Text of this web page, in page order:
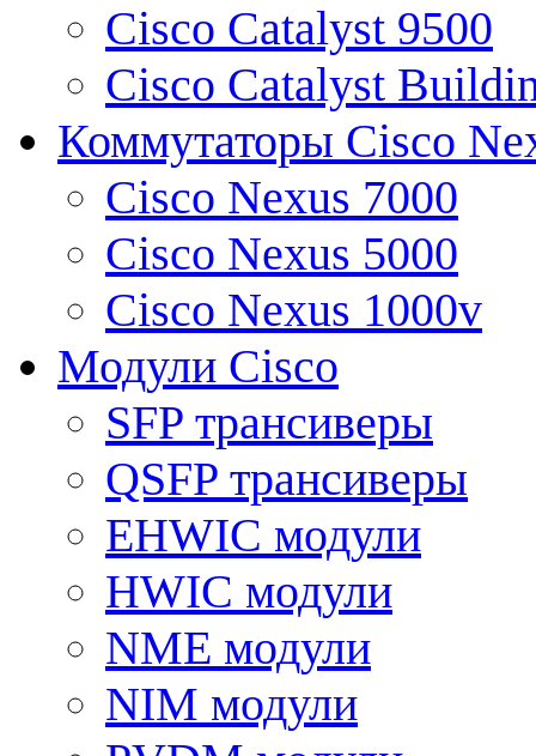
Cisco Catalyst 9500
Cisco Catalyst
Коммутаторы Cisco
Cisco Nexus 7000
Cisco Nexus 5000
Cisco Nexus 1000v
Модули Cisco
SFP трансиверы
QSFP трансиверы
EHWIC модули
HWIC модули
NME модули
NIM модули